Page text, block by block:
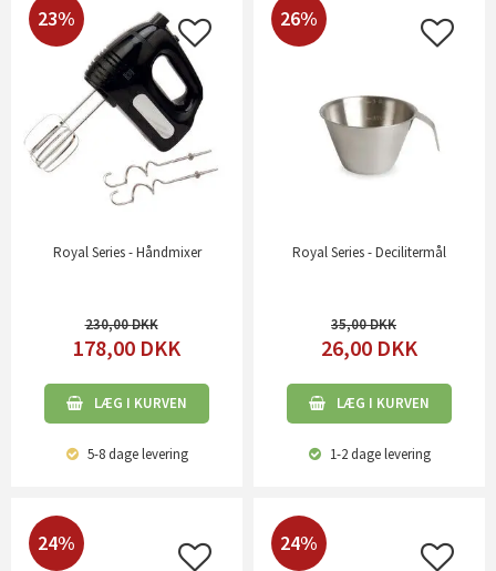
23%
Royal Series - Håndmixer
230,00
178,00 DKK
LÆG I KURVEN
5-8 dagelevering
26%
Royal Series - Decilitermål
35,00
26,00 DKK
LÆG I KURVEN
1-2 dagelevering
24% 24%